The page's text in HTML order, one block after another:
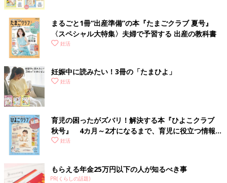
まるごと1冊“出産準備”の本『たまごクラブ 夏号』
〈スペシャル大特集〉夫婦で予習する 出産の教科書
妊活
妊娠中に読みたい！3冊の「たまひよ」
妊活
育児の困ったがズバリ！解決する本『ひよこクラブ
秋号』 4カ月～2才になるまで、育児に役立つ情報が
いっぱい！
妊活
もらえる年金25万円以下の人が知るべき事
PR(くらしの話題)